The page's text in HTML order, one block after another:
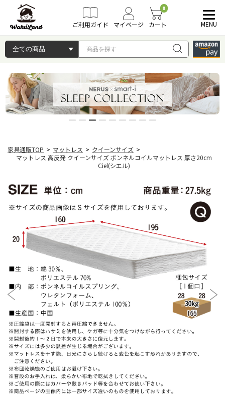
ご利用ガイド マイページ
0
カート MENU
家具通販TOP > マットレス > クイーンサイズ >
マットレス 高反発 クイーンサイズ ボンネルコイルマットレス 厚さ20cm
Ciel(シエル)